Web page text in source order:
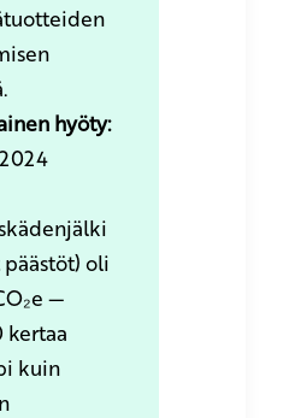
hyöty:
oli
—
kertaa
kuin